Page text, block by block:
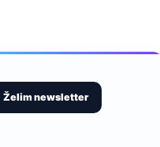
Želim newsletter